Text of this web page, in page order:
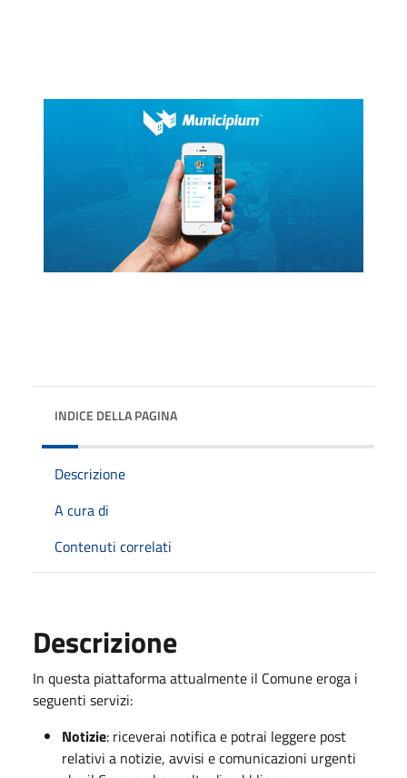
INDICE DELLA PAGINA
Descrizione
A cura di
Contenuti correlati
Descrizione
In questa piattaforma attualmente il Comune eroga i
seguenti servizi:
Notizie: riceverai notifica e potrai leggere post
relativi a notizie, avvisi e comunicazioni urgenti